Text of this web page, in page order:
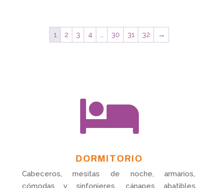
1 2 3 4 … 30 31 32 →

DORMITORIO
Cabeceros, mesitas de noche, armarios,
cómodas y sinfonieres, cánapes abatibles,